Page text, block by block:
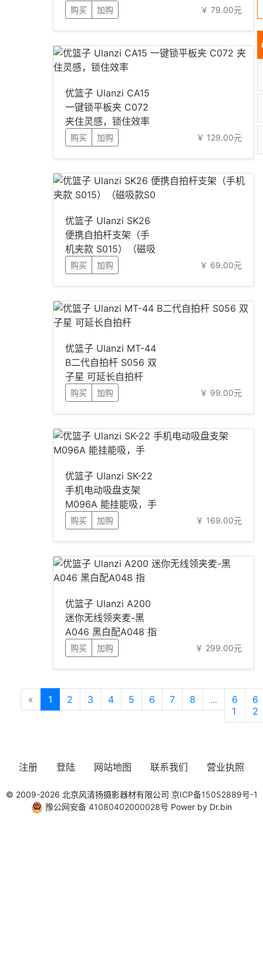
（手
购买 加购 ￥ 79.00元
优篮子 Ulanzi CA15
一键锁平板夹 C072
夹住灵感，锁住效率
购买 加购 ￥ 129.00元
优篮子 Ulanzi SK26
便携自拍杆支架（手
机夹款 S015）（磁吸
款S0
购买 加购 ￥ 69.00元
优篮子 Ulanzi MT-44
B二代自拍杆 S056 双
子星 可延长自拍杆
购买 加购 ￥ 99.00元
优篮子 Ulanzi SK-22
手机电动吸盘支架
M096A 能挂能吸，手
购买 加购 ￥ 169.00元
优篮子 Ulanzi A200
迷你无线领夹麦-黑
A046 黑白配A048 指
购买 加购 ￥ 299.00元
« 1 2 3 4 5 6 7 8 ...
6
1
6
2
注册 登陆 网站地图 联系我们 营业执照
© 2009-2026 北京风清扬摄影器材有限公司 京ICP备15052889号-1
豫公网安备 41080402000028号 Power by Dr.bin